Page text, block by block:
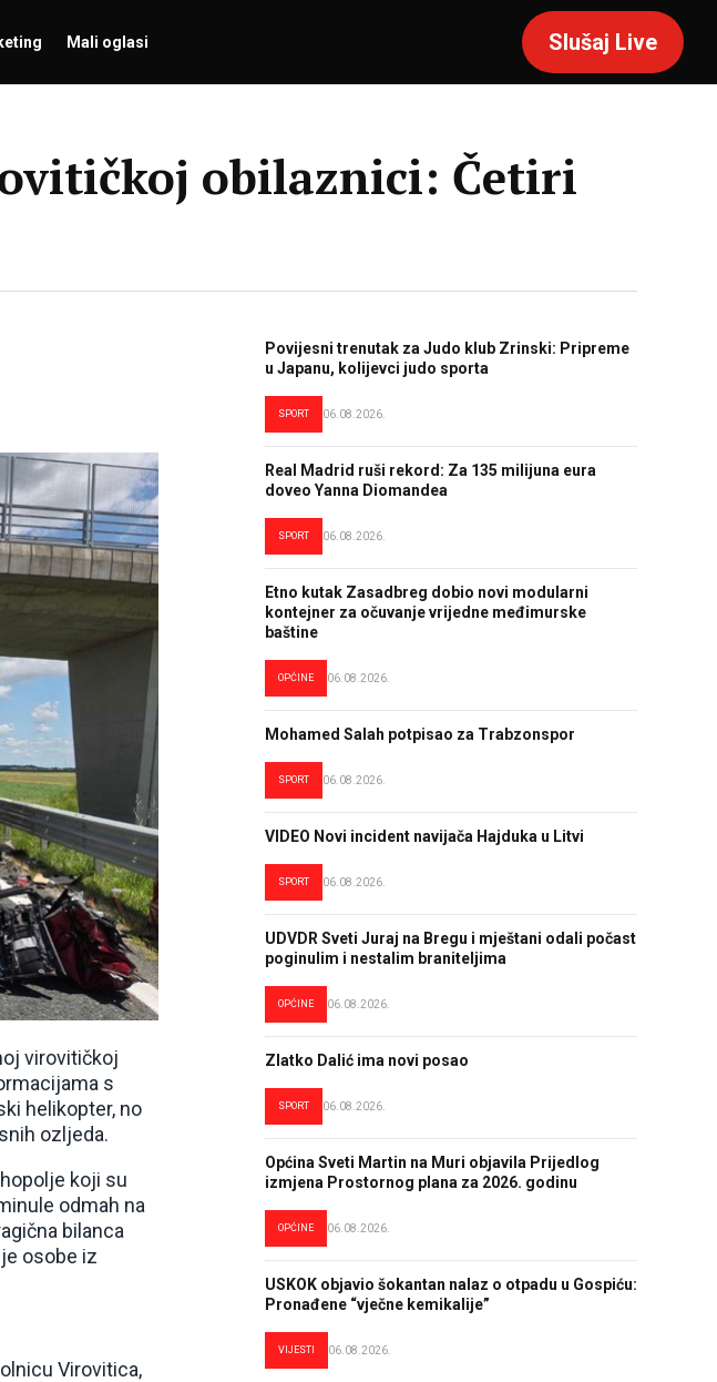
Mali oglasi Slušaj Live
obilaznici: Četiri
virovitičkoj
s
helikopter, no
ozljeda.
koji su
odmah na
bilanca
osobe iz
Virovitica,
Povijesni trenutak za Judo klub Zrinski: Pripreme
u Japanu, kolijevci judo sporta
SPORT 06.08.2026.
Real Madrid ruši rekord: Za 135 milijuna eura
doveo Yanna Diomandea
SPORT 06.08.2026.
Etno kutak Zasadbreg dobio novi modularni
kontejner za očuvanje vrijedne međimurske
baštine
OPĆINE 06.08.2026.
Mohamed Salah potpisao za Trabzonspor
SPORT 06.08.2026.
VIDEO Novi incident navijača Hajduka u Litvi
SPORT 06.08.2026.
UDVDR Sveti Juraj na Bregu i mještani odali počast
poginulim i nestalim braniteljima
OPĆINE 06.08.2026.
Zlatko Dalić ima novi posao
SPORT 06.08.2026.
Općina Sveti Martin na Muri objavila Prijedlog
izmjena Prostornog plana za 2026. godinu
OPĆINE 06.08.2026.
USKOK objavio šokantan nalaz o otpadu u Gospiću:
Pronađene “vječne kemikalije”
VIJESTI 06.08.2026.